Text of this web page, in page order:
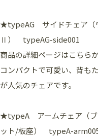
★typeAG サイドチェア（
Ⅱ） typeAG-side001
商品の詳細ページはこちら
コンパクトで可愛い、背も
が人気のチェアです。
★typeA アームチェア（ブ
ット/板座） typeA-